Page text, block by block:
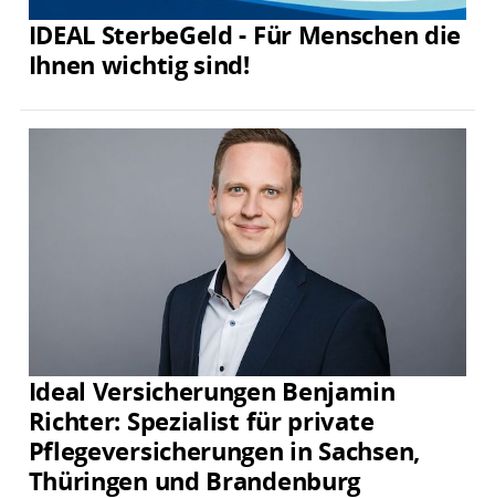
IDEAL SterbeGeld - Für Menschen die
Ihnen wichtig sind!
Ideal Versicherungen Benjamin
Richter: Spezialist für private
Pflegeversicherungen in Sachsen,
Thüringen und Brandenburg